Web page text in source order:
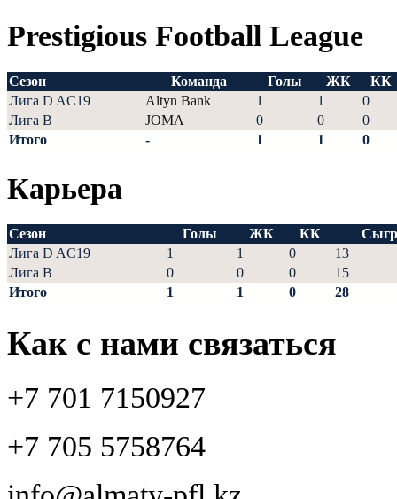
Prestigious Football League
Сезон Команда Голы ЖК
КК
Лига D AC19
Altyn Bank 1 1
0
Лига В
JOMA 0 0
0
Итого
- 1 1 0
Карьера
Сезон Голы ЖК КК
Лига D AC19
1 1 0
13
Лига В
0 0 0
15
Итого
1 1 0 28
Как с нами связаться
+7 701 7150927
+7 705 5758764